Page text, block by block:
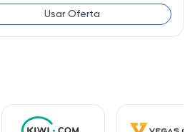
Usar Oferta